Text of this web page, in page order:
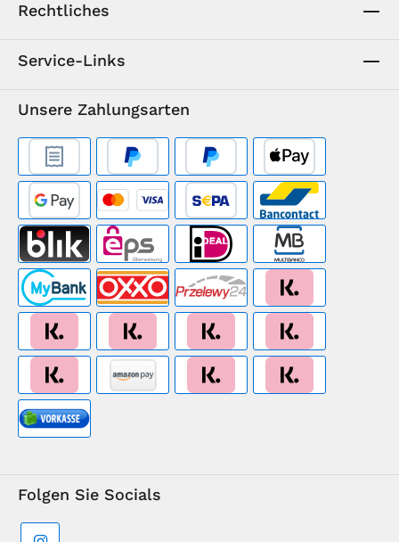
Rechtliches
Service-Links
Unsere Zahlungsarten
Folgen Sie Socials